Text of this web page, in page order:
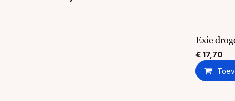
Exie
€ 17,70